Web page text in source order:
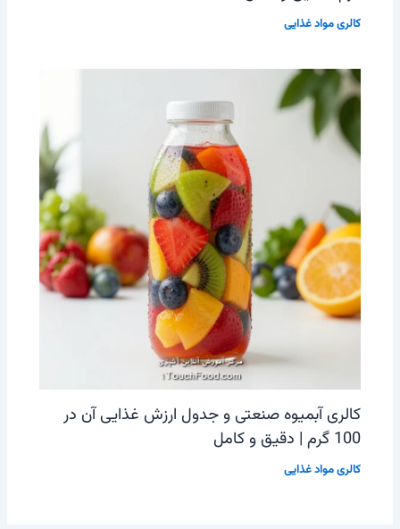
کالری مواد غذایی
کالری آبمیوه صنعتی و جدول ارزش غذایی آن در
100 گرم | دقیق و کامل
کالری مواد غذایی